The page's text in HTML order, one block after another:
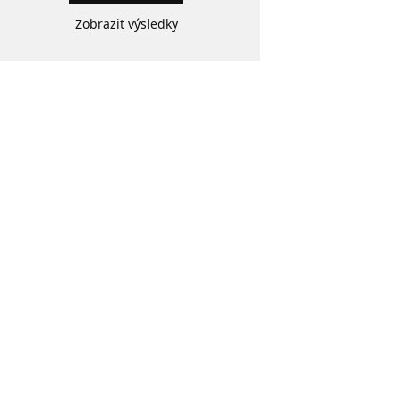
Zobrazit výsledky